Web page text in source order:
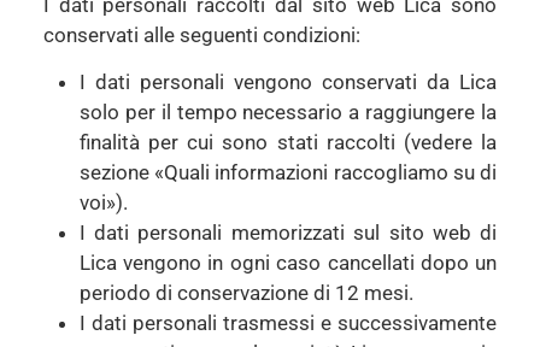
conservati alle seguenti condizioni:
I dati personali vengono conservati da Lica
solo per il tempo necessario a raggiungere la
finalità per cui sono stati raccolti (vedere la
sezione «Quali informazioni raccogliamo su di
voi»).
I dati personali memorizzati sul sito web di
Lica vengono in ogni caso cancellati dopo un
periodo di conservazione di 12 mesi.
I dati personali trasmessi e successivamente